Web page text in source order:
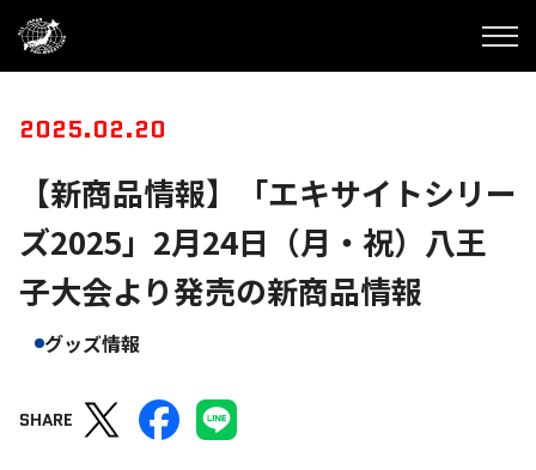
2025.02.20
【新商品情報】「エキサイトシリー
ズ2025」2月24日（月・祝）八王
子大会より発売の新商品情報
グッズ情報
SHARE